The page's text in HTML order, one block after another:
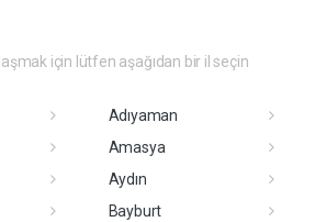
için lütfen aşağıdan bir il seçin
Adıyaman
Amasya
Aydın
Bayburt